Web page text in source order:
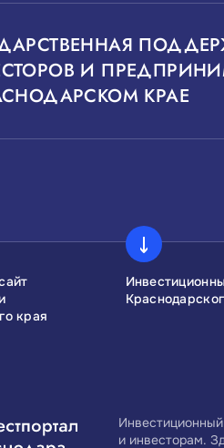
И
КРАЕ
края
и инвесторам.